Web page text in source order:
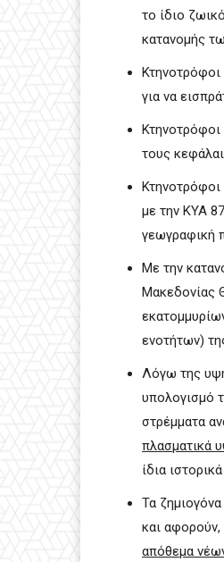
το ίδιο
κατανομής
για να
Κτηνοτρόφοι
τους
Κτηνοτρόφοι
με την ΚΥΑ
γεωγραφική
Με την
Μακεδονίας
ενοτήτων)
Λόγω της
υπολογισμό
στρέμματα
πλασματικά
ίδια
Τα
και αφορούν,
απόθεμα